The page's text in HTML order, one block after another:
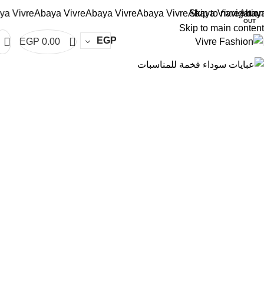
Skip to navigation
Skip to main content
Abaya VivreAbaya VivreAbaya VivreAbaya VivreAbaya
EGP
0
EGP 0.00
SOLD
OUT